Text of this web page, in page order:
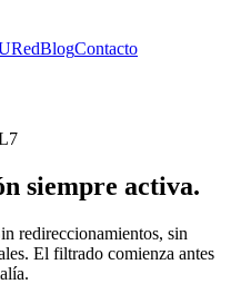
RedBlogContacto
siempre activa.
redireccionamientos, sin
El filtrado comienza antes